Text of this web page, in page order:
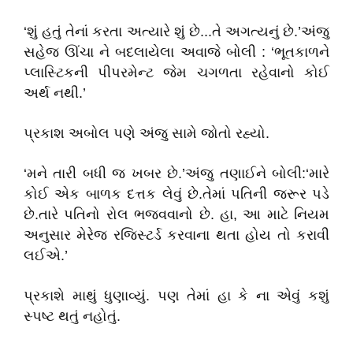
‘શું હતું તેનાં કરતા અત્યારે શું છે...તે અગત્યનું છે.’અંજુ
સહેજ ઊંચા ને બદલાયેલા અવાજે બોલી : ‘ભૂતકાળને
પ્લાસ્ટિકની પીપરમેન્ટ જેમ ચગળતા રહેવાનો કોઈ
અર્થ નથી.’
પ્રકાશ અબોલ પણે અંજુ સામે જોતો રહ્યો.
‘મને તારી બધી જ ખબર છે.’અંજુ તણાઈને બોલી:‘મારે
કોઈ એક બાળક દત્તક લેવું છે.તેમાં પતિની જરૂર પડે
છે.તારે પતિનો રોલ ભજવવાનો છે. હા, આ માટે નિયમ
અનુસાર મેરેજ રજિસ્ટર્ડ કરવાના થતા હોય તો કરાવી
લઈએ.’
પ્રકાશે માથું ધુણાવ્યું. પણ તેમાં હા કે ના એવું કશું
સ્પષ્ટ થતું નહોતું.